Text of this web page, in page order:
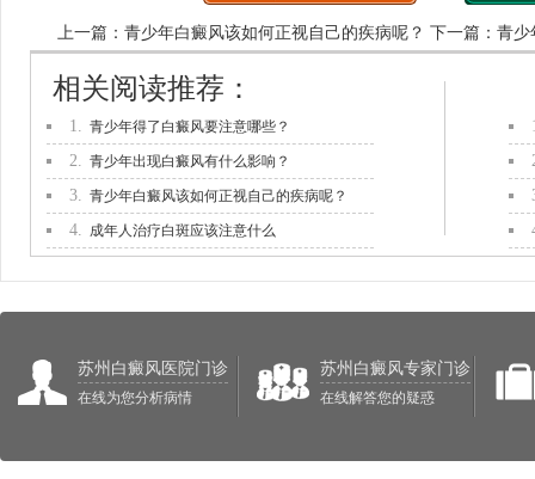
上一篇： 青少年白癜风该如何正视自己的疾病呢？ 下一篇： 青少
1. 青少年得了白癜风要注意哪些？
2. 青少年出现白癜风有什么影响？
3. 青少年白癜风该如何正视自己的疾病呢？
4. 成年人治疗白斑应该注意什么
相关阅读推荐：
苏州白癜风医院门诊
在线为您分析病情
苏州白癜风专家门诊
在线解答您的疑惑